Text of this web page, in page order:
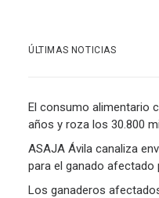
ÚLTIMAS NOTICIAS
El consumo alimentario
años y roza los 30.800
ASAJA Ávila canaliza
para el ganado afectado
Los ganaderos